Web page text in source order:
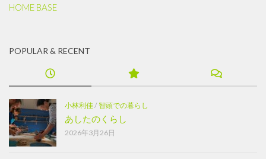
HOME BASE
POPULAR & RECENT
小林利佳/智頭での暮らし
あしたのくらし
2026年3月26日